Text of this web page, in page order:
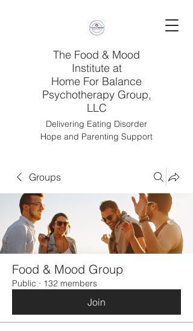
The Food & Mood
Institute at
Home For Balance
Psychotherapy Group,
LLC
Delivering Eating Disorder
Hope and Parenting Support
Groups
Food & Mood Group
Public · 132 members
Join